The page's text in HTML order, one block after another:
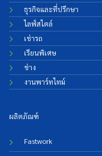
ธุรกิจและที่ปรึกษา
ไลฟ์สไตล์
เช่ารถ
เรียนพิเศษ
ช่าง
งานพาร์ทไทม์
ผลิตภัณฑ์
Fastwork